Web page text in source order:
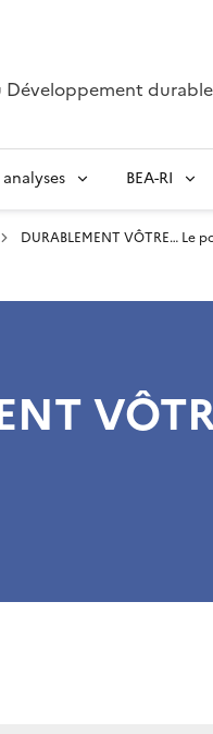
Développement durable
BEA-RI
DURABLEMENT VÔTRE… Le